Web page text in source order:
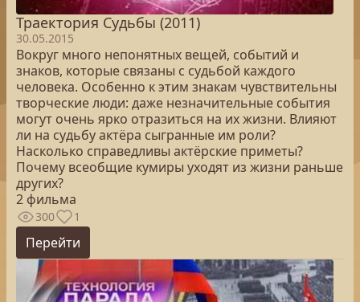
Траектория Судьбы (2011)
30.05.2015
Вокруг много непонятных вещей, событий и
знаков, которые связаны с судьбой каждого
человека. Особенно к этим знакам чувствительны
творческие люди: даже незначительные события
могут очень ярко отразиться на их жизни. Влияют
ли на судьбу актёра сыгранные им роли?
Насколько справедливы актёрские приметы?
Почему всеобщие кумиры уходят из жизни раньше
других?
2 фильма
300 1
Перейти